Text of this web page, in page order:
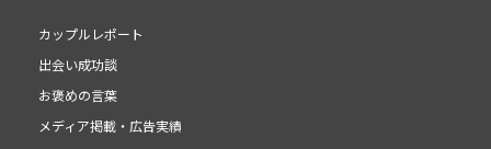
カップルレポート
出会い成功談
お褒めの言葉
メディア掲載・広告実績